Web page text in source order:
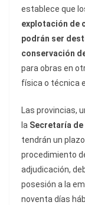
establece que
explotación de
podrán ser
conservación
para obras en
física o técnica
Las provincias,
la Secretaría
tendrán un
procedimiento
adjudicación,
posesión a la
noventa días